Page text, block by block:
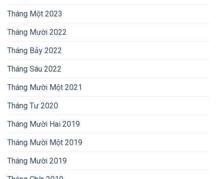
Tháng Một 2023
Tháng Mười 2022
Tháng Bảy 2022
Tháng Sáu 2022
Tháng Mười Một 2021
Tháng Tư 2020
Tháng Mười Hai 2019
Tháng Mười Một 2019
Tháng Mười 2019